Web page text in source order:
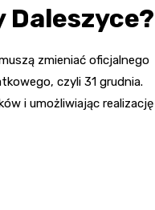
zmieniać oficjalnego
czyli 31 grudnia.
i umożliwiając realizację